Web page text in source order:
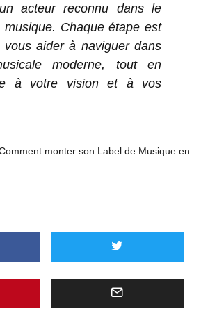
acteur reconnu dans le
Chaque étape est
vous aider à naviguer dans
moderne, tout en
à votre vision et à vos
monter son Label de Musique en